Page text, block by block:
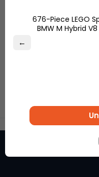
←
676-Piece LEGO
BMW M Hybrid